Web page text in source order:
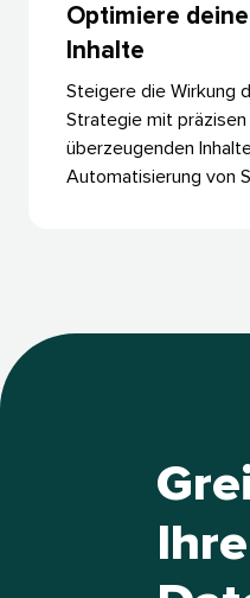
Optimiere
Inhalte​​
Steigere die Wirkung
Strategie mit präzisen
überzeugenden
Automatisierung von